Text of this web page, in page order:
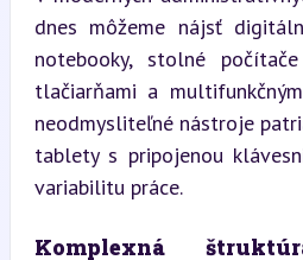
dnes môžeme nájsť
notebooky, stolné
tlačiarňami a
neodmysliteľné nástroje
tablety s pripojenou
variabilitu práce.
Komplexná